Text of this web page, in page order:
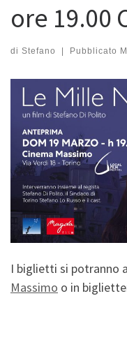
ore 19.00
di Stefano Pubblicato
I biglietti si potranno
Massimo o in